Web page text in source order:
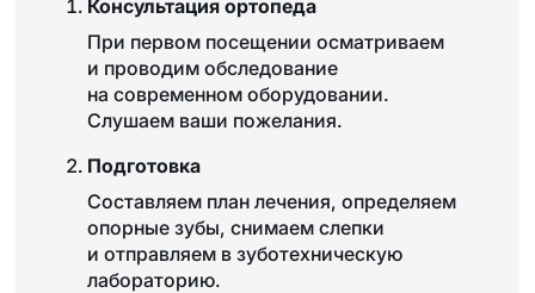
Консультация ортопеда
При первом посещении осматриваем
и проводим обследование
на современном оборудовании.
Слушаем ваши пожелания.
Подготовка
Составляем план лечения, определяем
опорные зубы, снимаем слепки
и отправляем в зуботехническую
лабораторию.